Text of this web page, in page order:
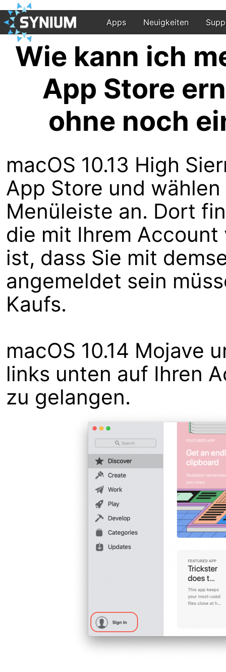
Apps Neuigkeiten
Wie kann ich
App Store
ohne noch
macOS 10.13 High
App Store und wählen
Menüleiste an. Dort
die mit Ihrem
ist, dass Sie mit
angemeldet sein
Kaufs.
macOS 10.14 Mojave
links unten auf Ihren
zu gelangen.